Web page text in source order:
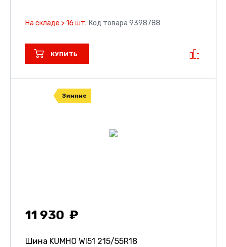
На складе > 16 шт. Код товара 9398788
КУПИТЬ
Зимние
11 930
Шина KUMHO WI51 215/55R18